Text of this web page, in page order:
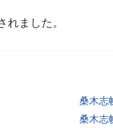
れました。
桑木志
桑木志